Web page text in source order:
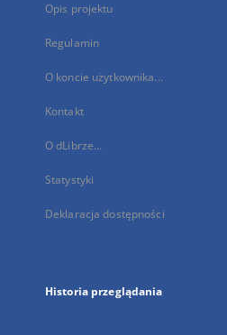
Opis projektu
Regulamin
O koncie użytkownika...
Kontakt
O dLibrze...
Statystyki
Deklaracja dostępności
Historia przeglądania